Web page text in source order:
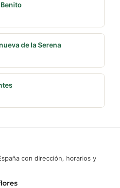
de la Serena
con dirección, horarios y